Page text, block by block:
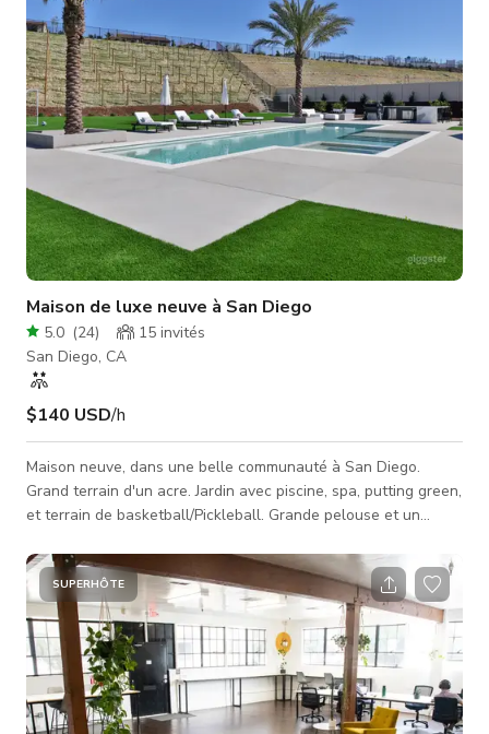
venant de loin. Près du Centre des Congrès – idéa
Maison de luxe neuve à San Diego
5.0 (24) 15 invités
San Diego, CA
$140 USD/h
Maison neuve, dans une belle communauté à San Diego.
Grand terrain d'un acre. Jardin avec piscine, spa, putting green,
et terrain de basketball/Pickleball. Grande pelouse et un
barbecue. Intérieurs design, mobilier et cuisine de chef. Jardin
avant, grande allée pavée et aménagement paysager.
SUPERHÔTE